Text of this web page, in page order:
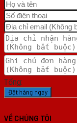
Tổng:
Đặt hàng ngay
VỀ CHÚNG TÔI